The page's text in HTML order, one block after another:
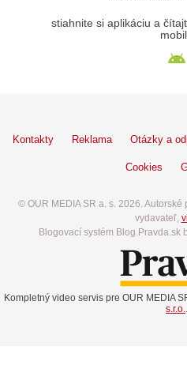
stiahnite si aplikáciu a
Kontakty Reklama Otázky a
Cookies
© OUR MEDIA SR a. s. 2026.
vydavateľ,
Blogovací systém Blog.Pravda.sk
Kompletný video servis pre OUR MEDIA
s.r.o.